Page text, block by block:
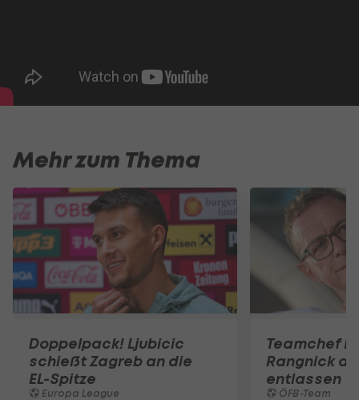
Mehr zum Thema
Doppelpack! Ljubicic
schießt Zagreb an die
EL-Spitze
Europa League
Teamchef
Rangnick
entlassen
ÖFB-Team